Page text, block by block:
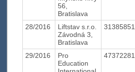
56,
Bratislava
28/2016
Liftstav s.r.o.
Závodná 3,
Bratislava
29/2016
Pro
Education